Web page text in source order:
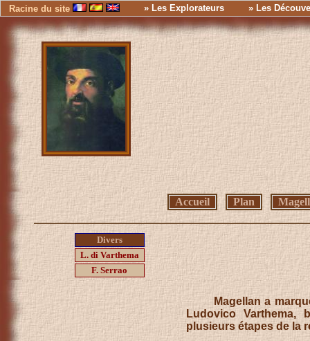
Racine du site » Les Explorateurs » Les
Accueil Plan
Divers
L. di Varthema
F. Serrao
Magellan a marqué
Ludovico Varthema,
plusieurs étapes de la